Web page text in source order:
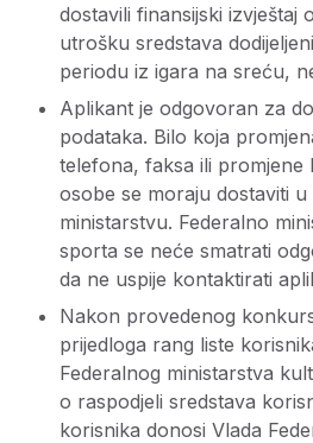
dostavili finansijski izvještaj
utrošku sredstava
periodu iz igara na sreću,
Aplikant je odgovoran za
podataka. Bilo koja
telefona, faksa ili promjene
osobe se moraju dostaviti
ministarstvu. Federalno
sporta se neće smatrati
da ne uspije kontaktirati
Nakon provedenog
prijedloga rang liste
Federalnog ministarstva
o raspodjeli sredstava
korisnika donosi Vlada